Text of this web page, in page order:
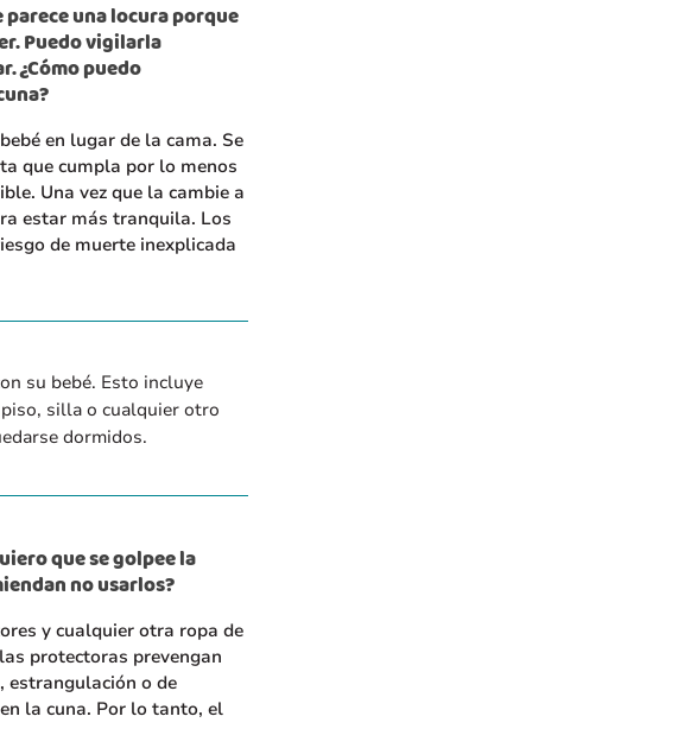
parece una locura porque
Puedo vigilarla
¿Cómo puedo
en lugar de la cama. Se
que cumpla por lo menos
Una vez que la cambie a
estar más tranquila. Los
de muerte inexplicada
su bebé. Esto incluye
silla o cualquier otro
dormidos.
que se golpee la
no usarlos?
y cualquier otra ropa de
protectoras prevengan
estrangulación o de
la cuna. Por lo tanto, el